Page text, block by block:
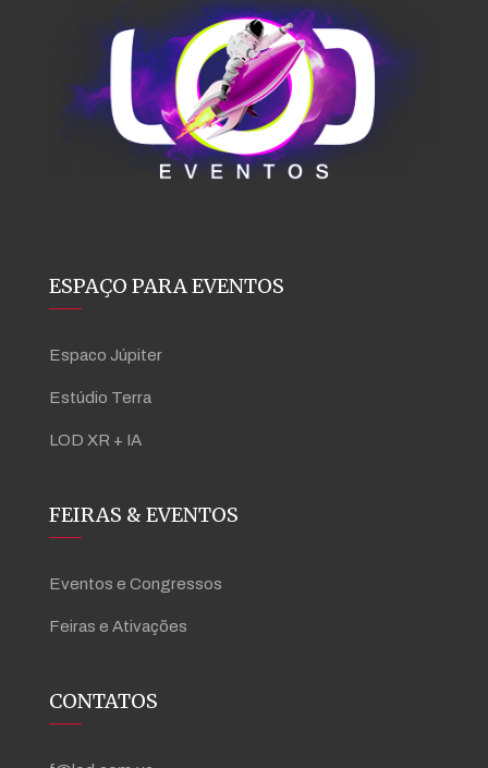
ESPAÇO PARA EVENTOS
Espaco Júpiter
Estúdio Terra
LOD XR + IA
FEIRAS & EVENTOS
Eventos e Congressos
Feiras e Ativações
CONTATOS